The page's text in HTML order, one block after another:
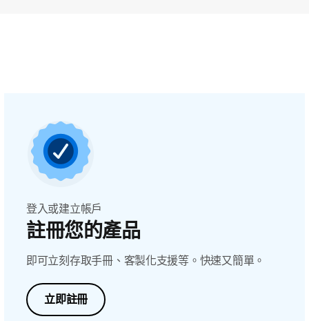
登入或建立帳戶
註冊您的產品
即可立刻存取手冊、客製化支援等。快速又簡單。
立即註冊